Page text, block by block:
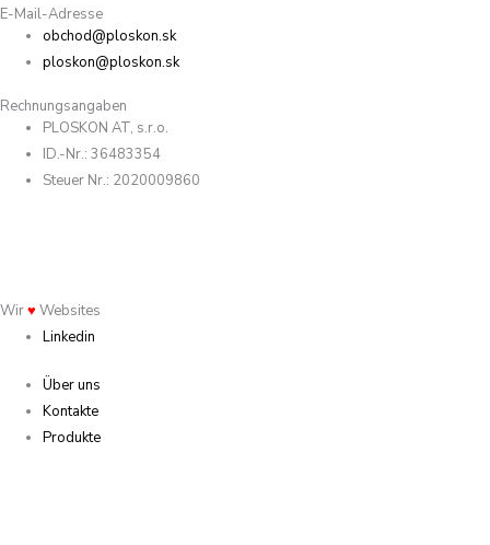
E-Mail-Adresse
obchod@ploskon.sk
ploskon@ploskon.sk
Rechnungsangaben
PLOSKON AT, s.r.o.
ID.-Nr.: 36483354
Steuer Nr.: 2020009860
Wir♥ Websites
Linkedin
Über uns
Kontakte
Produkte